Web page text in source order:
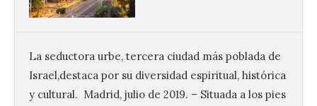
La seductora urbe, tercera ciudad más poblada de
Israel,destaca por su diversidad espiritual, histórica
y cultural. Madrid, julio de 2019. – Situada a los pies